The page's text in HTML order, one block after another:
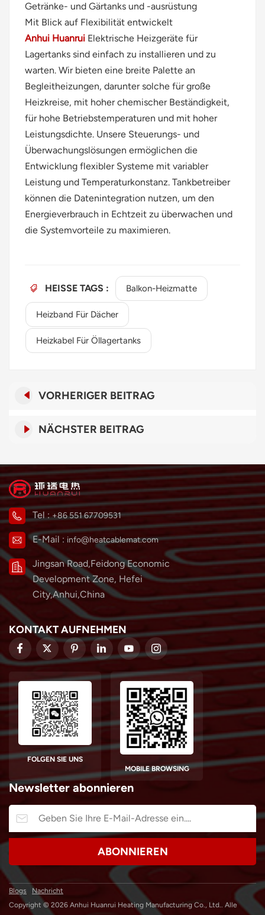
Getränke- und Gärtanks und -ausrüstung
Mit Blick auf Flexibilität entwickelt
Anhui Huanrui Elektrische Heizgeräte für
Lagertanks sind einfach zu installieren und zu
warten. Wir bieten eine breite Palette an
Begleitheizungen, darunter solche für große
Heizkreise, mit hoher chemischer Beständigkeit,
für hohe Betriebstemperaturen und mit hoher
Leistungsdichte. Unsere Steuerungs- und
Überwachungslösungen ermöglichen die
Entwicklung flexibler Systeme mit variabler
Leistung und Temperaturkonstanz. Tankbetreiber
können die Datenintegration nutzen, um den
Energieverbrauch in Echtzeit zu überwachen und
die Systemvorteile zu maximieren.
HEISSE TAGS : Balkon-Heizmatte
Heizband Für Dächer
Heizkabel Für Öllagertanks
VORHERIGER BEITRAG
NÄCHSTER BEITRAG
Newsletter abonnieren
Blogs
Nachricht
Copyright © 2026 Anhui Huanrui Heating Manufacturing Co., Ltd.. Alle
Tel :+86 551 67709531
E-Mail : info@heatcablemat.com
Jingsan Road,Feidong Economic
Development Zone, Hefei
City,Anhui,China
KONTAKT AUFNEHMEN
FOLGEN SIE UNS
MOBILE BROWSING